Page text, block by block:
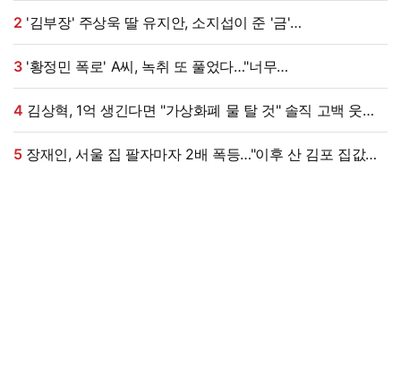
2
방치했다…"비누인 줄"
3'황정민 폭로' A씨, 녹취 또 풀었다…"너무
섹시해"·"안아보고 싶다=마음의 소리 인정" 주장 [엑's 이슈]
4
(신랑수업2)
5장재인, 서울 집 팔자마자 2배 폭등…"이후 산 김포 집값은